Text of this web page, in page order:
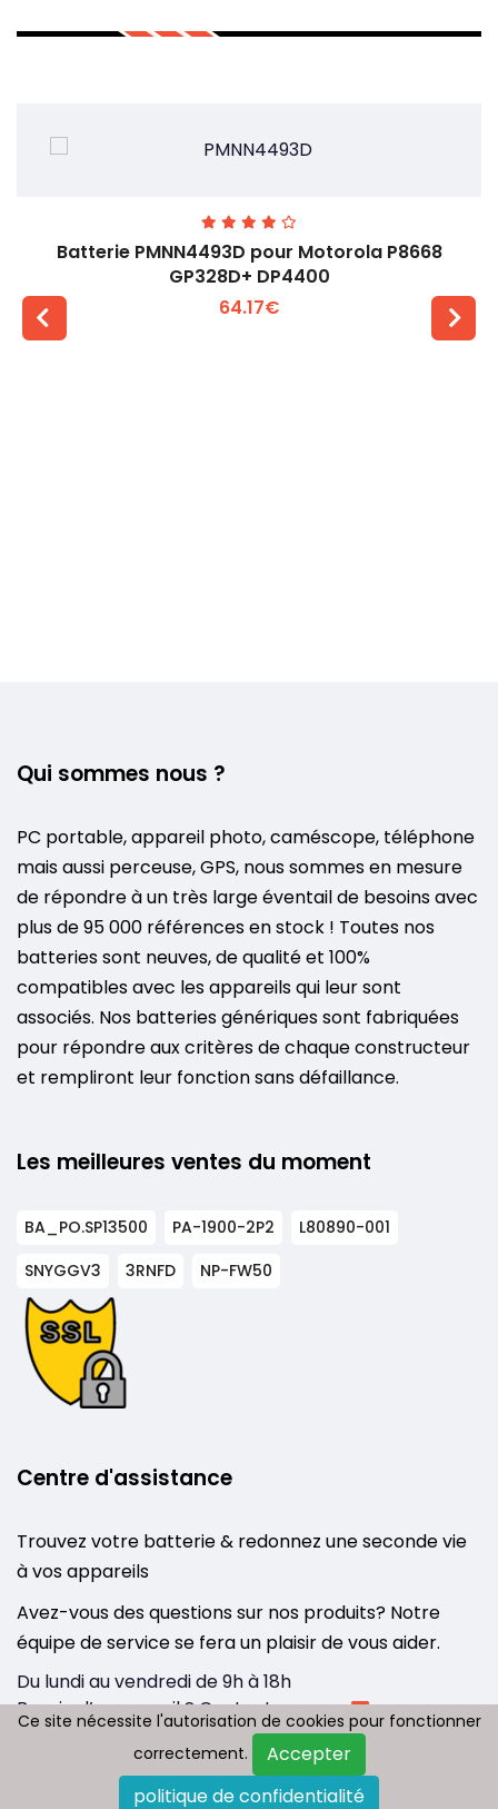
Batterie PMNN4493D pour Motorola P8668
GP328D+ DP4400
64.17€
Qui sommes nous ?
PC portable, appareil photo, caméscope, téléphone
mais aussi perceuse, GPS, nous sommes en mesure
de répondre à un très large éventail de besoins avec
plus de 95 000 références en stock ! Toutes nos
batteries sont neuves, de qualité et 100%
compatibles avec les appareils qui leur sont
associés. Nos batteries génériques sont fabriquées
pour répondre aux critères de chaque constructeur
et rempliront leur fonction sans défaillance.
Les meilleures ventes du moment
BA_PO.SP13500 PA-1900-2P2
L80890-001
SNYGGV3
3RNFD NP-FW50
Centre d'assistance
Trouvez votre batterie & redonnez une seconde vie
à vos appareils
Avez-vous des questions sur nos produits? Notre
équipe de service se fera un plaisir de vous aider.
Du lundi au vendredi de 9h à 18h
Besoin d’un conseil ? Contactez-nous :
info@tousbatterie.com
Substack
Ce site nécessite l'autorisation de cookies pour fonctionner
correctement.
Accepter
politique de confidentialité
Ce site nécessite l'autorisation de cookies pour fonctionner
correctement.
Accepter
politique de confidentialité